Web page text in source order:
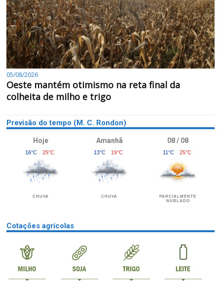
05/08/2026
Oeste mantém otimismo na reta final da
colheita de milho e trigo
Previsão do tempo (M. C. Rondon)
Hoje
16°C 25°C
CHUVA
Amanhã
13°C 19°C
CHUVA
08 / 08
11°C 25°C
PARCIALMENTE
NUBLADO
Cotações agrícolas